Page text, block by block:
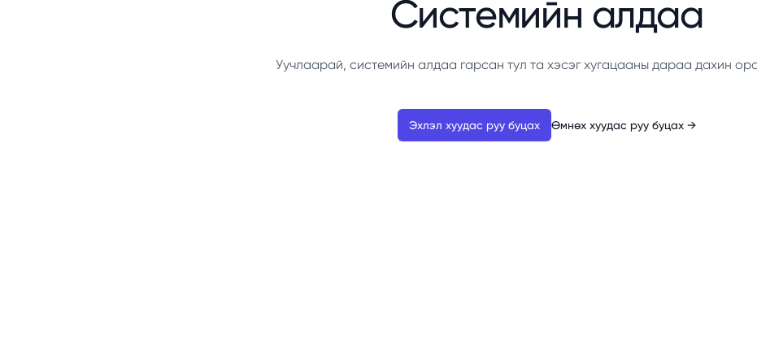
Системийн алдаа
Уучлаарай, системийн алдаа гарсан тул та хэсэг хугацааны дараа дахин
Эхлэл хуудас руу буцах Өмнөх хуудас руу буцах →